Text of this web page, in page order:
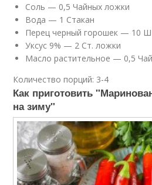
Соль — 0,5 Чайных ложки
Вода — 1 Стакан
Перец черный горошек — 10
Уксус 9% — 2 Ст. ложки
Масло растительное — 0,5
Количество порций: 3-4
Как приготовить
на зиму"